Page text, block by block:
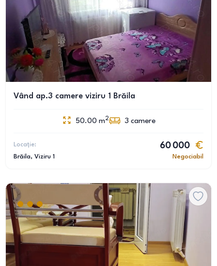
Vând ap.3 camere viziru 1 Brăila
50.00 m2 3 camere
Locație:
Brăila, Viziru 1
60 000
Negociabil